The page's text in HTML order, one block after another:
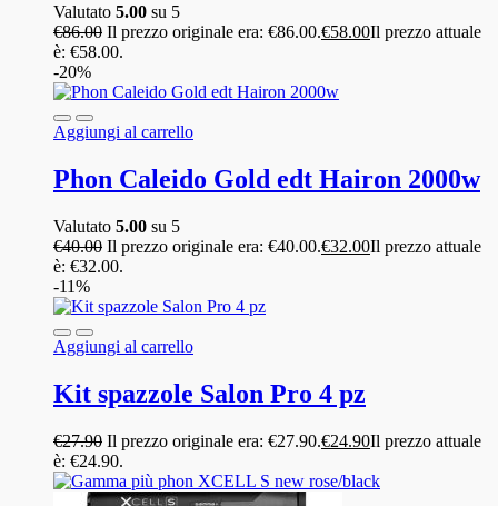
Valutato 5.00 su 5
€86.00 Il prezzo originale era: €86.00.€58.00Il prezzo attuale
è: €58.00.
-20%
Aggiungi al carrello
Phon Caleido Gold edt Hairon 2000w
Valutato 5.00 su 5
€40.00 Il prezzo originale era: €40.00.€32.00Il prezzo attuale
è: €32.00.
-11%
Aggiungi al carrello
Kit spazzole Salon Pro 4 pz
€27.90 Il prezzo originale era: €27.90.€24.90Il prezzo attuale
è: €24.90.